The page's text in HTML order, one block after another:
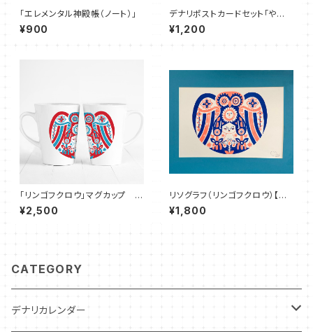
「エレメンタル神殿帳（ノート）」
¥900
デナリポストカードセット「やおよ
ろずモーメント」
¥1,200
「リンゴフクロウ」マグカップ
（レッドXブルー）
¥2,500
リソグラフ（リンゴフクロウ）【直
筆サイン入り】
¥1,800
CATEGORY
デナリカレンダー